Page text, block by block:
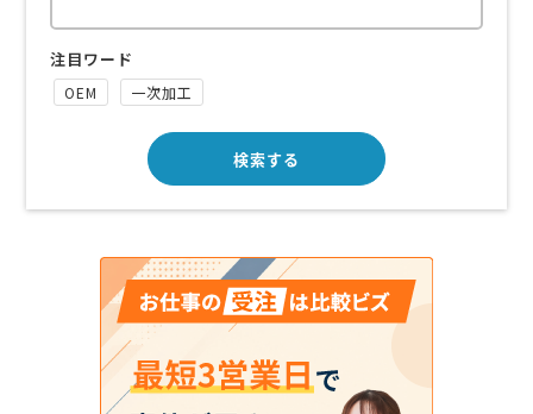
注目ワード
OEM 一次加工